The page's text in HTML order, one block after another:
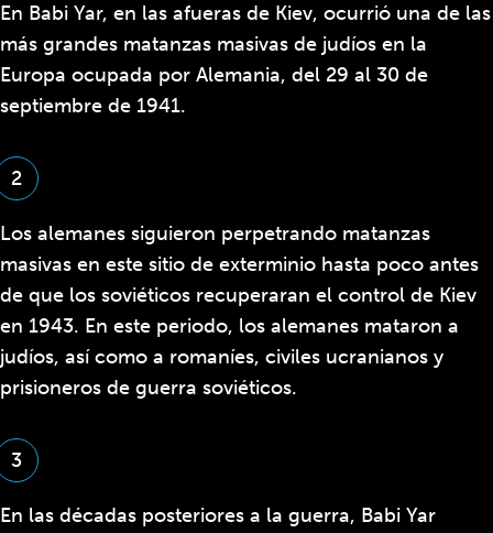
En Babi Yar, en las afueras de Kiev, ocurrió una de las
más grandes matanzas masivas de judíos en la
Europa ocupada por Alemania, del 29 al 30 de
septiembre de 1941.
2
Los alemanes siguieron perpetrando matanzas
masivas en este sitio de exterminio hasta poco antes
de que los soviéticos recuperaran el control de Kiev
en 1943. En este periodo, los alemanes mataron a
judíos, así como a romaníes, civiles ucranianos y
prisioneros de guerra soviéticos.
3
En las décadas posteriores a la guerra, Babi Yar